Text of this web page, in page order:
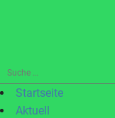
Suche
nach:Startseite
Aktuell